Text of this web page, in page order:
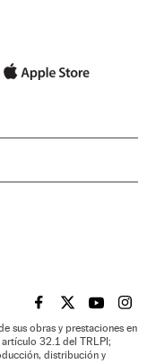
EL PAÍS BRASIL EN
EL PAÍSEL PAÍS
EL
sus obras y prestaciones en
32.1 del TRLPI;
distribución y